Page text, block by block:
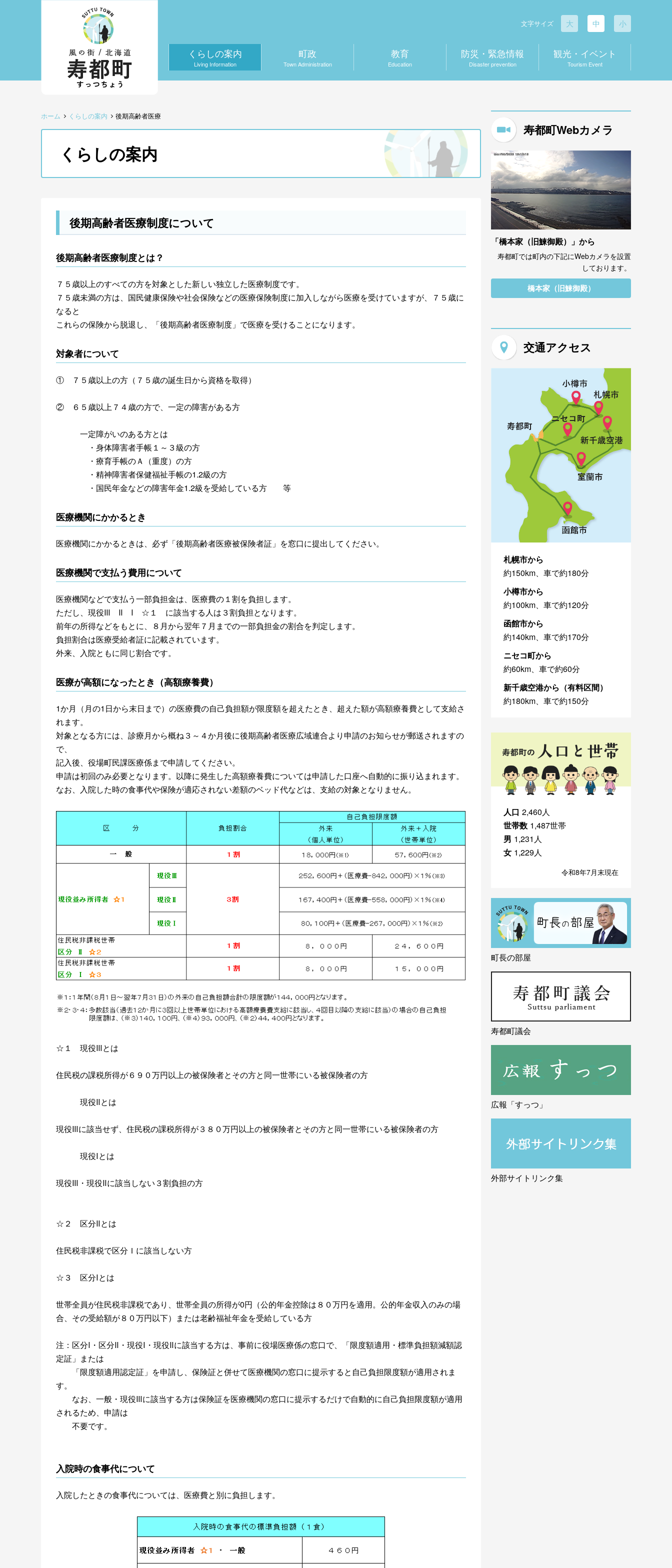
くらしの案内
Living Information
町政
Town Administration
教育
Education
防災・緊急情報
Disaster prevention
観光・イベント
Tourism Event
文字サイズ 大 中 小
ホーム くらしの案内 後期高齢者医療
くらしの案内
後期高齢者医療制度について
後期高齢者医療制度とは？
７５歳以上のすべての方を対象とした新しい独立した医療制度です。
７５歳未満の方は、国民健康保険や社会保険などの医療保険制度に加入しながら医療を受けていますが、７５歳に
なると
これらの保険から脱退し、「後期高齢者医療制度」で医療を受けることになります。
対象者について
① ７５歳以上の方（７５歳の誕生日から資格を取得）
② ６５歳以上７４歳の方で、一定の障害がある方
一定障がいのある方とは
・身体障害者手帳１～３級の方
・療育手帳のＡ（重度）の方
・精神障害者保健福祉手帳の1.2級の方
・国民年金などの障害年金1.2級を受給している方 等
医療機関にかかるとき
医療機関にかかるときは、必ず「後期高齢者医療被保険者証」を窓口に提出してください。
医療機関で支払う費用について
医療機関などで支払う一部負担金は、医療費の１割を負担します。
ただし、現役Ⅲ Ⅱ Ⅰ ☆１ に該当する人は３割負担となります。
前年の所得などをもとに、８月から翌年７月までの一部負担金の割合を判定します。
負担割合は医療受給者証に記載されています。
外来、入院ともに同じ割合です。
医療が高額になったとき（高額療養費）
1か月（月の1日から末日まで）の医療費の自己負担額が限度額を超えたとき、超えた額が高額療養費として支給さ
れます。
対象となる方には、診療月から概ね３～４か月後に後期高齢者医療広域連合より申請のお知らせが郵送されますの
で、
記入後、役場町民課医療係まで申請してください。
申請は初回のみ必要となります。以降に発生した高額療養費については申請した口座へ自動的に振り込まれます。
なお、入院した時の食事代や保険が適応されない差額のベッド代などは、支給の対象となりません。
☆１ 現役Ⅲとは
住民税の課税所得が６９０万円以上の被保険者とその方と同一世帯にいる被保険者の方
現役Ⅱとは
現役Ⅲに該当せず、住民税の課税所得が３８０万円以上の被保険者とその方と同一世帯にいる被保険者の方
現役Ⅰとは
現役Ⅲ・現役Ⅱに該当しない３割負担の方
☆２ 区分Ⅱとは
住民税非課税で区分Ｉに該当しない方
☆３ 区分Ⅰとは
世帯全員が住民税非課税であり、世帯全員の所得が0円（公的年金控除は８０万円を適用。公的年金収入のみの場
合、その受給額が８０万円以下）または老齢福祉年金を受給している方
注：区分Ⅰ・区分Ⅱ・現役Ⅰ・現役Ⅱに該当する方は、事前に役場医療係の窓口で、「限度額適用・標準負担額減額認
定証」または
「限度額適用認定証」を申請し、保険証と併せて医療機関の窓口に提示すると自己負担限度額が適用されま
す。
なお、一般・現役Ⅲに該当する方は保険証を医療機関の窓口に提示するだけで自動的に自己負担限度額が適用
されるため、申請は
不要です。
入院時の食事代について
入院したときの食事代については、医療費と別に負担します。
寿都町Webカメラ
「橋本家（旧鰊御殿）」から
寿都町では町内の下記にWebカメラを設置
しております。
橋本家（旧鰊御殿）
交通アクセス
札幌市から
約150km、車で約180分
小樽市から
約100km、車で約120分
函館市から
約140km、車で約170分
ニセコ町から
約60km、車で約60分
新千歳空港から（有料区間）
約180km、車で約150分
人口 2,460人
世帯数 1,487世帯
男 1,231人
女 1,229人
令和8年7月末現在
町長の部屋
寿都町議会
広報「すっつ」
外部サイトリンク集